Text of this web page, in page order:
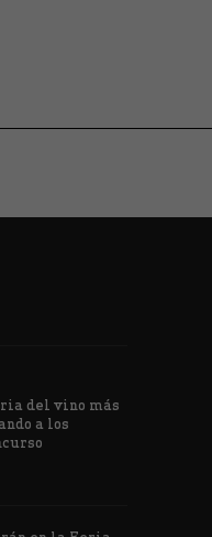
del vino más
a los